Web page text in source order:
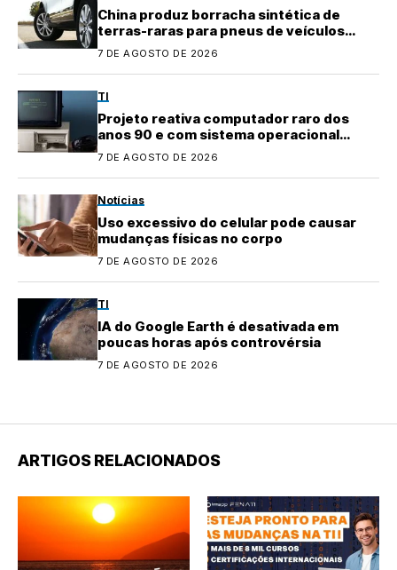
China produz borracha sintética de
terras-raras para pneus de veículos
elétricos
7 DE AGOSTO DE 2026
TI
Projeto reativa computador raro dos
anos 90 e com sistema operacional
quase perdido
7 DE AGOSTO DE 2026
Notícias
Uso excessivo do celular pode causar
mudanças físicas no corpo
7 DE AGOSTO DE 2026
TI
IA do Google Earth é desativada em
poucas horas após controvérsia
7 DE AGOSTO DE 2026
ARTIGOS RELACIONADOS